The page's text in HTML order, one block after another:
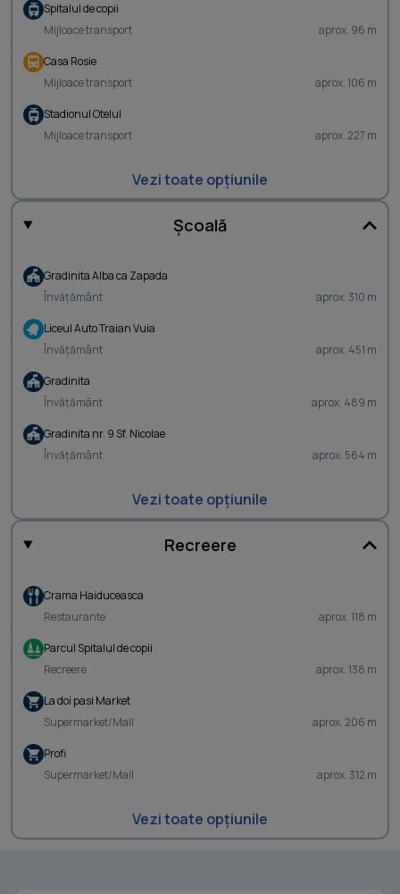
Spitalul de copii
Mijloace transport
aprox. 96 m
Casa Rosie
Mijloace transport
aprox. 106 m
Stadionul Otelul
Mijloace transport
aprox. 227 m
Vezi toate opțiunile
Școală
Gradinita Alba ca Zapada
Învățământ
aprox. 310 m
Liceul Auto Traian Vuia
Învățământ
aprox. 451 m
Gradinita
Învățământ
aprox. 489 m
Gradinita nr. 9 Sf. Nicolae
Învățământ
aprox. 564 m
Vezi toate opțiunile
Recreere
Crama Haiduceasca
Restaurante
aprox. 118 m
Parcul Spitalul de copii
Recreere
aprox. 138 m
La doi pasi Market
Supermarket/Mall
aprox. 206 m
Profi
Supermarket/Mall
aprox. 312 m
Vezi toate opțiunile